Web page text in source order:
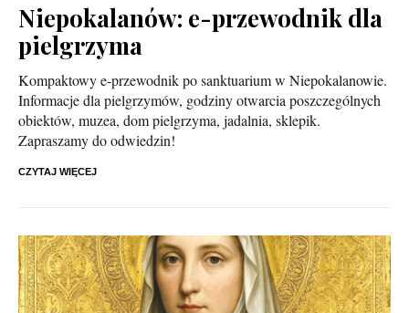
Niepokalanów: e-przewodnik dla
pielgrzyma
Kompaktowy e-przewodnik po sanktuarium w Niepokalanowie.
Informacje dla pielgrzymów, godziny otwarcia poszczególnych
obiektów, muzea, dom pielgrzyma, jadalnia, sklepik.
Zapraszamy do odwiedzin!
CZYTAJ WIĘCEJ